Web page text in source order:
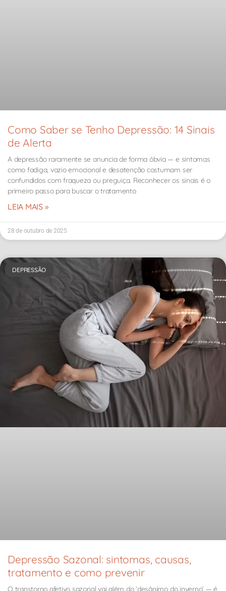
Como Saber se Tenho Depressão: 14 Sinais
de Alerta
A depressão raramente se anuncia de forma óbvia — e sintomas
como fadiga, vazio emocional e desatenção costumam ser
confundidos com fraqueza ou preguiça. Reconhecer os sinais é o
primeiro passo para buscar o tratamento
LEIA MAIS »
28 de outubro de 2025
DEPRESSÃO
Depressão Sazonal: sintomas, causas,
tratamento e como prevenir
O transtorno afetivo sazonal vai além do ‘desânimo do inverno’ — é